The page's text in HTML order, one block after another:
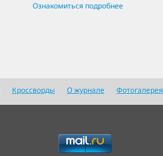
Ознакомиться подробнее
Кроссворды О журнале Фотогалерея